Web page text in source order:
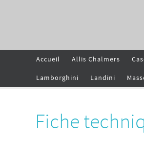
Accueil Allis Chalmers
Lamborghini Landini
Fiche